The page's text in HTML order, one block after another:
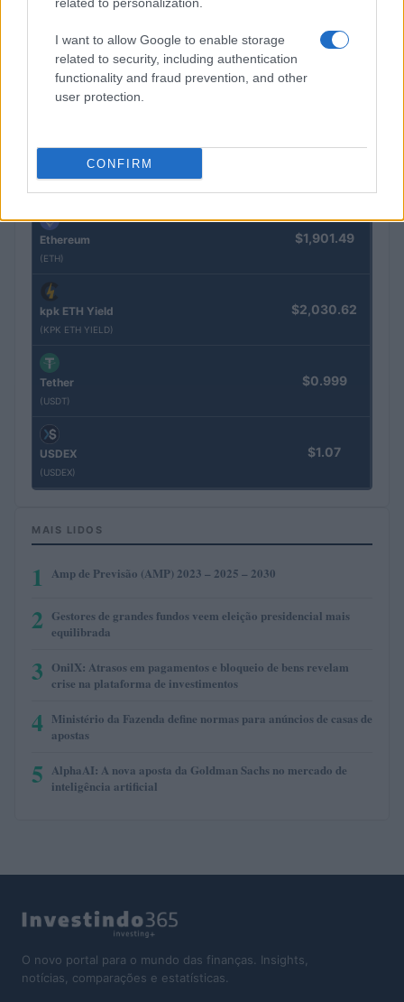
I want to allow Google to enable storage
related to security, including authentication
functionality and fraud prevention, and other
user protection.
CONFIRM
(KPK ETH PRIME)
SyBTC
Ethereum
(ETH)
$1,901.49
kpk ETH Yield
(KPK ETH YIELD)
$2,030.62
Tether
(USDT)
$0.999
USDEX
(USDEX)
$1.07
MAIS LIDOS
1 Amp de Previsão (AMP) 2023 – 2025 – 2030
2 Gestores de grandes fundos veem eleição presidencial mais
equilibrada
3 OnilX: Atrasos em pagamentos e bloqueio de bens revelam
crise na plataforma de investimentos
4 Ministério da Fazenda define normas para anúncios de casas de
apostas
5 AlphaAI: A nova aposta da Goldman Sachs no mercado de
inteligência artificial
O novo portal para o mundo das finanças. Insights,
notícias, comparações e estatísticas.